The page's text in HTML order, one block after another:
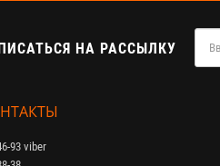
НА РАССЫЛКУ
93 viber